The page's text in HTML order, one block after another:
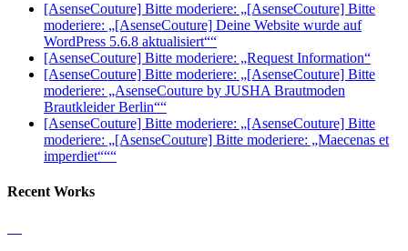
[AsenseCouture] Bitte moderiere: „[AsenseCouture] Bitte
moderiere: „[AsenseCouture] Deine Website wurde auf
WordPress 5.6.8 aktualisiert““
[AsenseCouture] Bitte moderiere: „Request Information“
[AsenseCouture] Bitte moderiere: „[AsenseCouture] Bitte
moderiere: „AsenseCouture by JUSHA Brautmoden
Brautkleider Berlin““
[AsenseCouture] Bitte moderiere: „[AsenseCouture] Bitte
moderiere: „[AsenseCouture] Bitte moderiere: „Maecenas et
imperdiet“““
Recent Works